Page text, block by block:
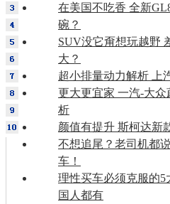
在美国不吃香 全新
碗？
SUV没它甭想玩越野
大？
超小排量动力解析 上
更大更宜家 一汽-大
析
颜值有提升 斯柯达新
不想追尾？老司机都
车！
理性买车必须克服的5
国人都有